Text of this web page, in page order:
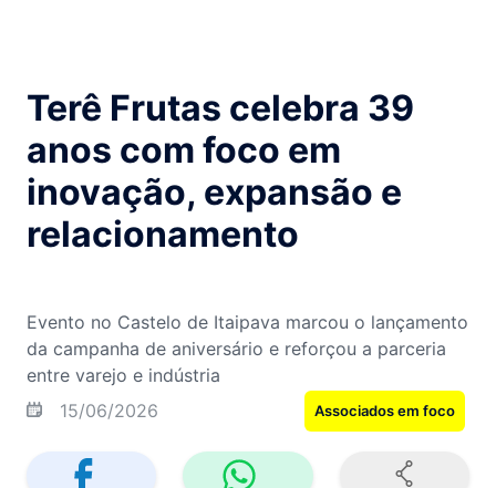
Terê Frutas celebra 39
anos com foco em
inovação, expansão e
relacionamento
Evento no Castelo de Itaipava marcou o lançamento
da campanha de aniversário e reforçou a parceria
entre varejo e indústria
15/06/2026
Associados em foco